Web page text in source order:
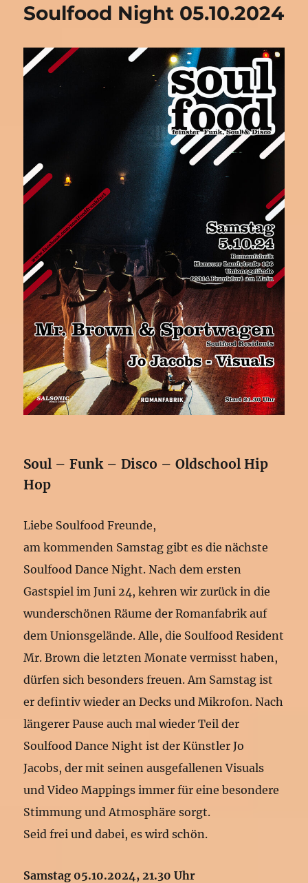
Soulfood Night 05.10.2024
Soul – Funk – Disco – Oldschool Hip
Hop
Liebe Soulfood Freunde,
am kommenden Samstag gibt es die nächste
Soulfood Dance Night. Nach dem ersten
Gastspiel im Juni 24, kehren wir zurück in die
wunderschönen Räume der Romanfabrik auf
dem Unionsgelände. Alle, die Soulfood Resident
Mr. Brown die letzten Monate vermisst haben,
dürfen sich besonders freuen. Am Samstag ist
er defintiv wieder an Decks und Mikrofon. Nach
längerer Pause auch mal wieder Teil der
Soulfood Dance Night ist der Künstler Jo
Jacobs, der mit seinen ausgefallenen Visuals
und Video Mappings immer für eine besondere
Stimmung und Atmosphäre sorgt.
Seid frei und dabei, es wird schön.
Samstag 05.10.2024, 21.30 Uhr